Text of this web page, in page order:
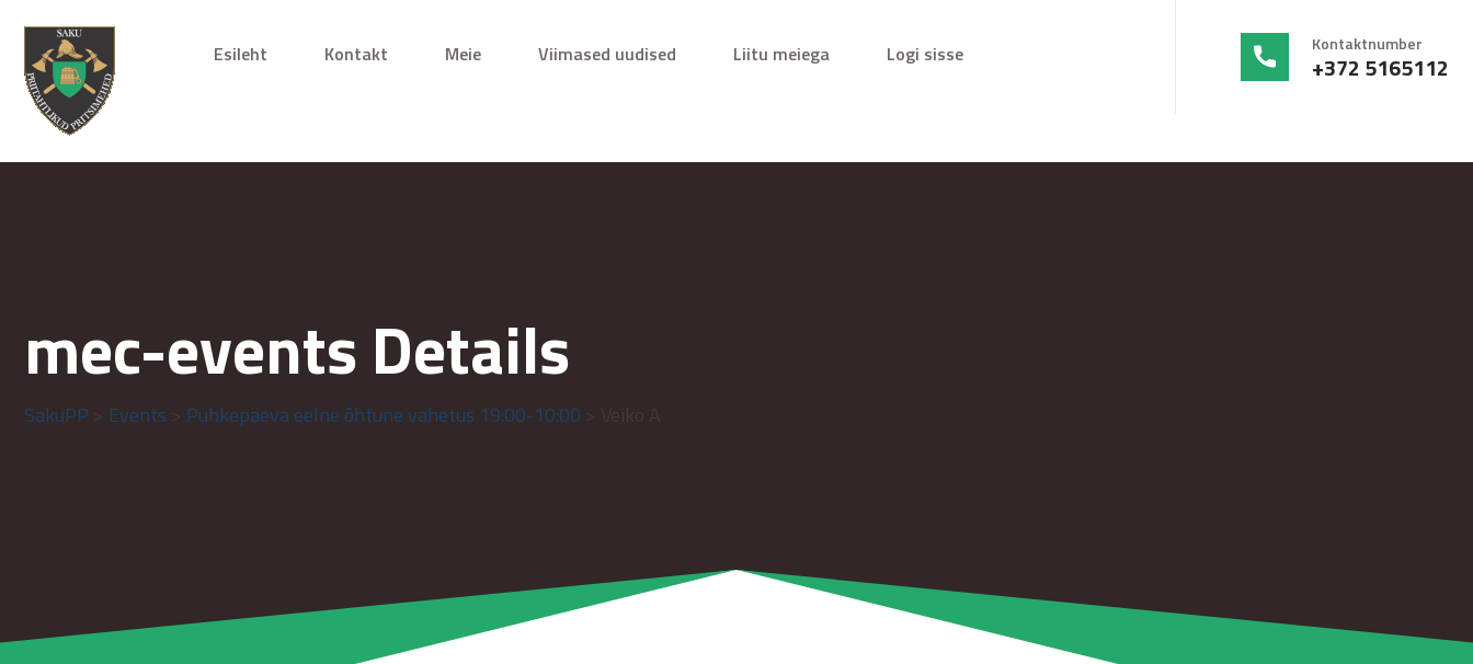
Esileht Kontakt Meie Viimased uudised Liitu meiega Logi sisse Kontaktnumber
+372 5165112
mec-events Details
SakuPP Events Puhkepäeva eelne õhtune vahetus 19:00-10:00